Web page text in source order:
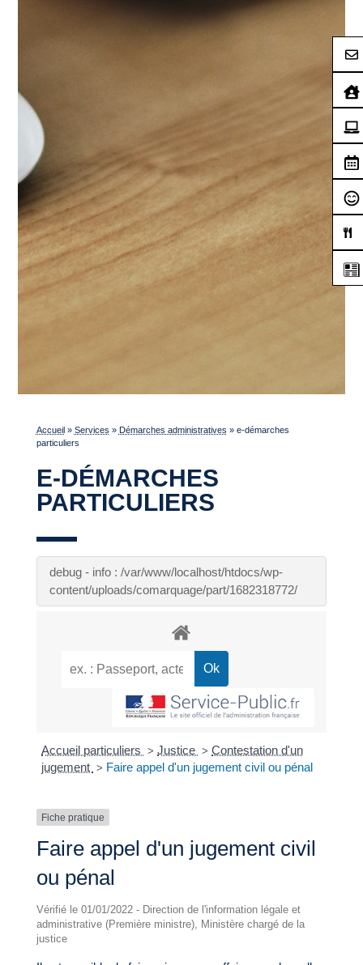
Accueil» Services » Démarches administratives » e-démarches
particuliers
E-DÉMARCHES
PARTICULIERS
debug - info : /var/www/localhost/htdocs/wp-
content/uploads/comarquage/part/1682318772/
Accueil particuliers > Justice > Contestation d'un
jugement > Faire appel d'un jugement civil ou pénal
Fiche pratique
Faire appel d'un jugement civil
ou pénal
Vérifié le 01/01/2022 - Direction de l'information légale et
administrative (Première ministre), Ministère chargé de la
justice